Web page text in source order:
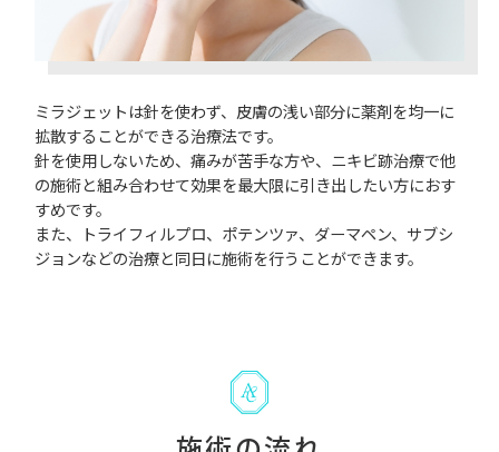
ミラジェットは針を使わず、皮膚の浅い部分に薬剤を均一に
拡散することができる治療法です。
針を使用しないため、痛みが苦手な方や、ニキビ跡治療で他
の施術と組み合わせて効果を最大限に引き出したい方におす
すめです。
また、トライフィルプロ、ポテンツァ、ダーマペン、サブシ
ジョンなどの治療と同日に施術を行うことができます。